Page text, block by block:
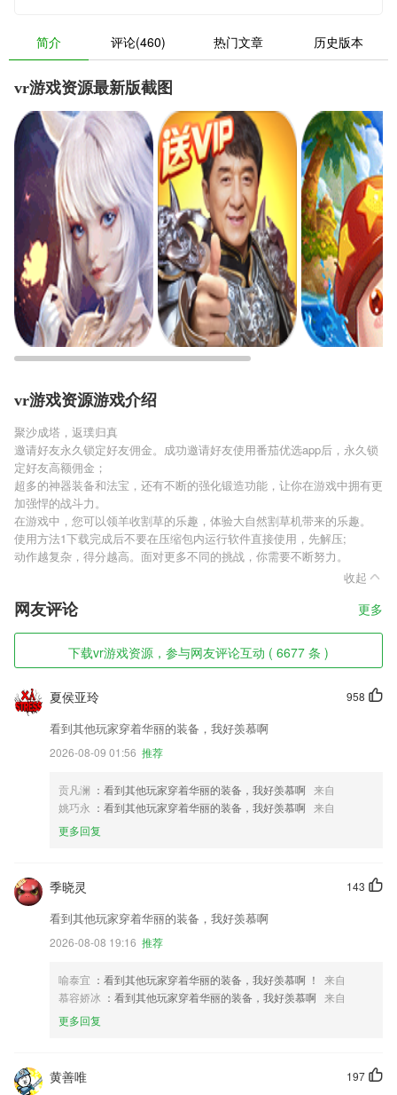
简介 评论(460) 热门文章 历史版本
vr游戏资源最新版截图
vr游戏资源游戏介绍
聚沙成塔，返璞归真
邀请好友永久锁定好友佣金。成功邀请好友使用番茄优选app后，永久锁
定好友高额佣金；
超多的神器装备和法宝，还有不断的强化锻造功能，让你在游戏中拥有更
加强悍的战斗力。
在游戏中，您可以领羊收割草的乐趣，体验大自然割草机带来的乐趣。
使用方法1下载完成后不要在压缩包内运行软件直接使用，先解压;
动作越复杂，得分越高。面对更多不同的挑战，你需要不断努力。
收起
网友评论 更多
下载vr游戏资源，参与网友评论互动 ( 6677 条 )
958
夏侯亚玲
看到其他玩家穿着华丽的装备，我好羡慕啊
2026-08-09 01:56 推荐
贡凡澜 ：看到其他玩家穿着华丽的装备，我好羡慕啊 来自
姚巧永 ：看到其他玩家穿着华丽的装备，我好羡慕啊 来自
更多回复
143
季晓灵
看到其他玩家穿着华丽的装备，我好羡慕啊
2026-08-08 19:16 推荐
喻泰宜 ：看到其他玩家穿着华丽的装备，我好羡慕啊 ！
来自
慕容娇冰 ：看到其他玩家穿着华丽的装备，我好羡慕啊 来自
更多回复
197
黄善唯